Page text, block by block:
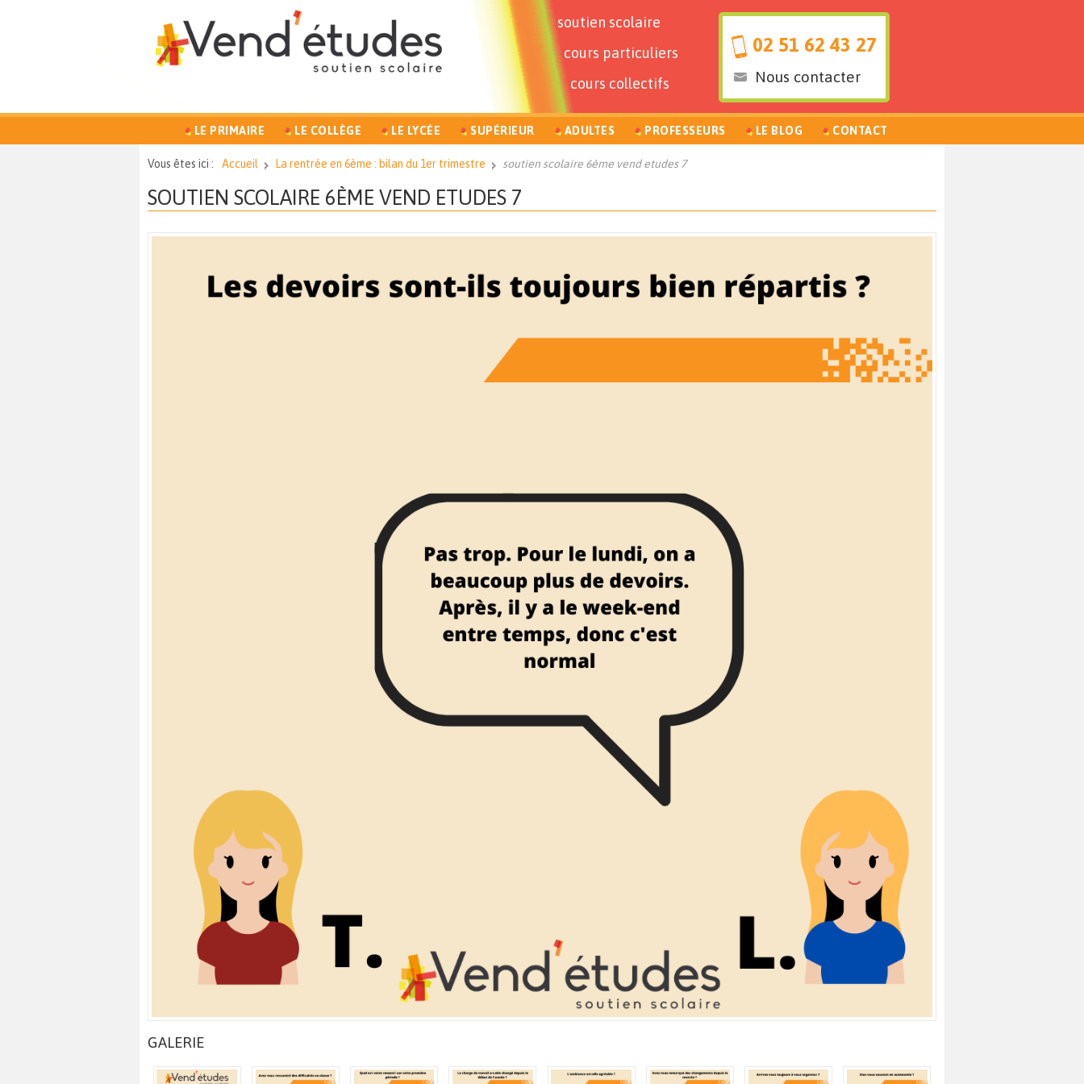
soutien scolaire
cours particuliers
cours collectifs
02 51 62 43 27
Nous contacter
LE PRIMAIRE LE COLLÈGE LE LYCÉE SUPÉRIEUR ADULTES PROFESSEURS LE BLOG CONTACT
Vous êtes ici : Accueil La rentrée en 6ème : bilan du 1er trimestre soutien scolaire 6ème vend etudes 7
SOUTIEN SCOLAIRE 6ÈME VEND ETUDES 7
GALERIE